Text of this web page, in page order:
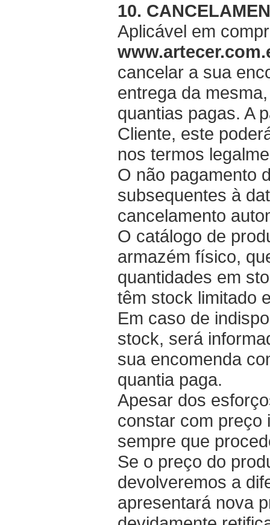
10.
Aplicável em
cancelar a sua
entrega da
quantias pagas. A
Cliente, este
nos termos
O não pagamento
subsequentes à
cancelamento
O catálogo de
armazém físico,
quantidades em
têm stock limitado
Em caso de
stock, será
sua encomenda
quantia paga.
Apesar dos
constar com preço
sempre que
Se o preço do
devolveremos a
apresentará nova